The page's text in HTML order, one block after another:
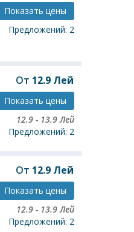
Показать цены
Предложений: 2
От 12.9 Лей
Показать цены
12.9 - 13.9 Лей
Предложений: 2
От 12.9 Лей
Показать цены
12.9 - 13.9 Лей
Предложений: 2